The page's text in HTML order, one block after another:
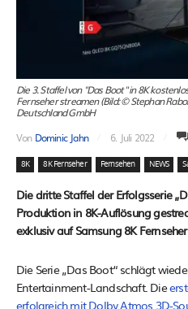
Die 3. Staffel von "Das Boot" in 8K
Fernseher streamen (Bild: © Stephan
Deutschland GmbH
Von Dominic Jahn 6. Juli 2022
8K 8K Fernseher Fernsehen NEWS
Die dritte Staffel der Erfolgsserie
Produktion in 8K-Auflösung
exklusiv auf Samsung 8K
Die Serie „Das Boot“ schlägt
Entertainment-Landschaft. Die
erfolgreich mit Dolby Atmos 3D-